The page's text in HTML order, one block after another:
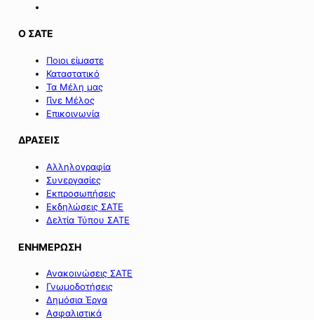
Ο ΣΑΤΕ
Ποιοι είμαστε
Καταστατικό
Τα Μέλη μας
Γίνε Μέλος
Επικοινωνία
ΔΡΑΣΕΙΣ
Αλληλογραφία
Συνεργασίες
Εκπροσωπήσεις
Εκδηλώσεις ΣΑΤΕ
Δελτία Τύπου ΣΑΤΕ
ΕΝΗΜΕΡΩΣΗ
Ανακοινώσεις ΣΑΤΕ
Γνωμοδοτήσεις
Δημόσια Έργα
Ασφαλιστικά